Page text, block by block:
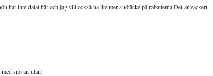
har inte dalat här och jag vill också ha lite mer snötäcke på rabatterna.Det är vackert
snö än utan!